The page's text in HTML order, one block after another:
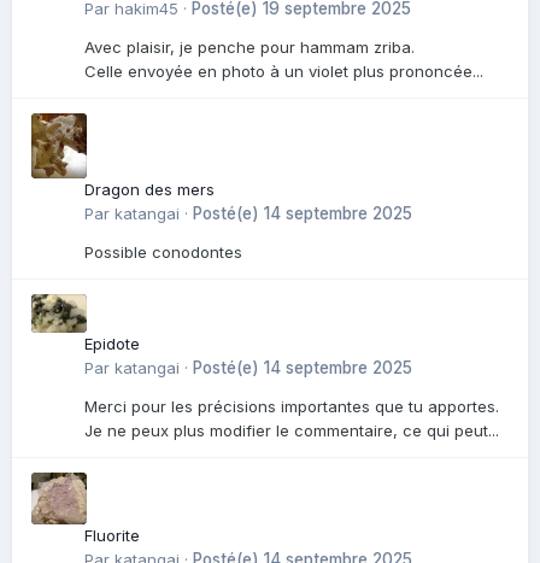
Par hakim45 · Posté(e) 19 septembre 2025
Avec plaisir, je penche pour hammam zriba.
Celle envoyée en photo à un violet plus prononcée...
Dragon des mers
Par katangai · Posté(e) 14 septembre 2025
Possible conodontes
Epidote
Par katangai · Posté(e) 14 septembre 2025
Merci pour les précisions importantes que tu apportes.
Je ne peux plus modifier le commentaire, ce qui peut...
Fluorite
Par katangai · Posté(e) 14 septembre 2025